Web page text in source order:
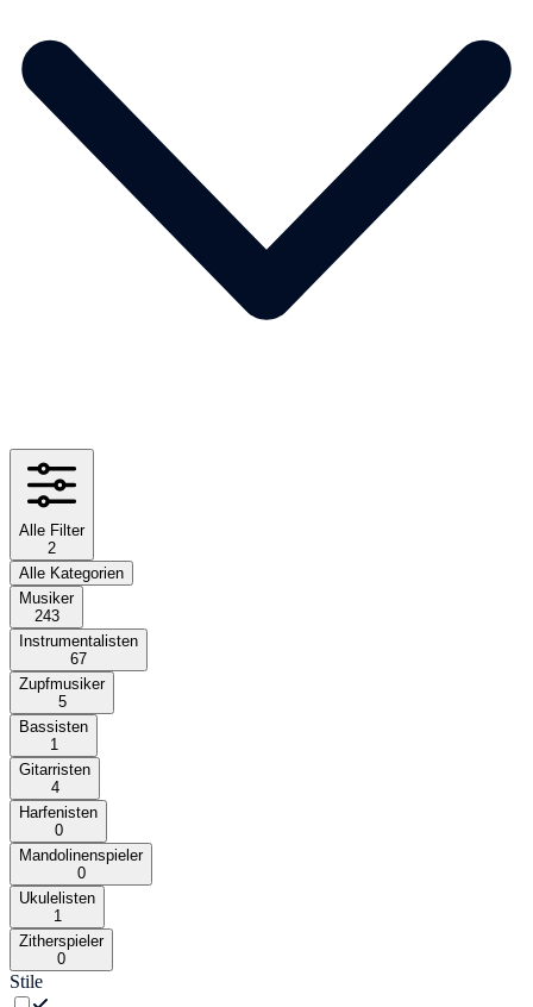
Alle Filter
2
Alle Kategorien
Musiker
243
Instrumentalisten
67
Zupfmusiker
5
Bassisten
1
Gitarristen
4
Harfenisten
0
Mandolinenspieler
0
Ukulelisten
1
Zitherspieler
0
Stile